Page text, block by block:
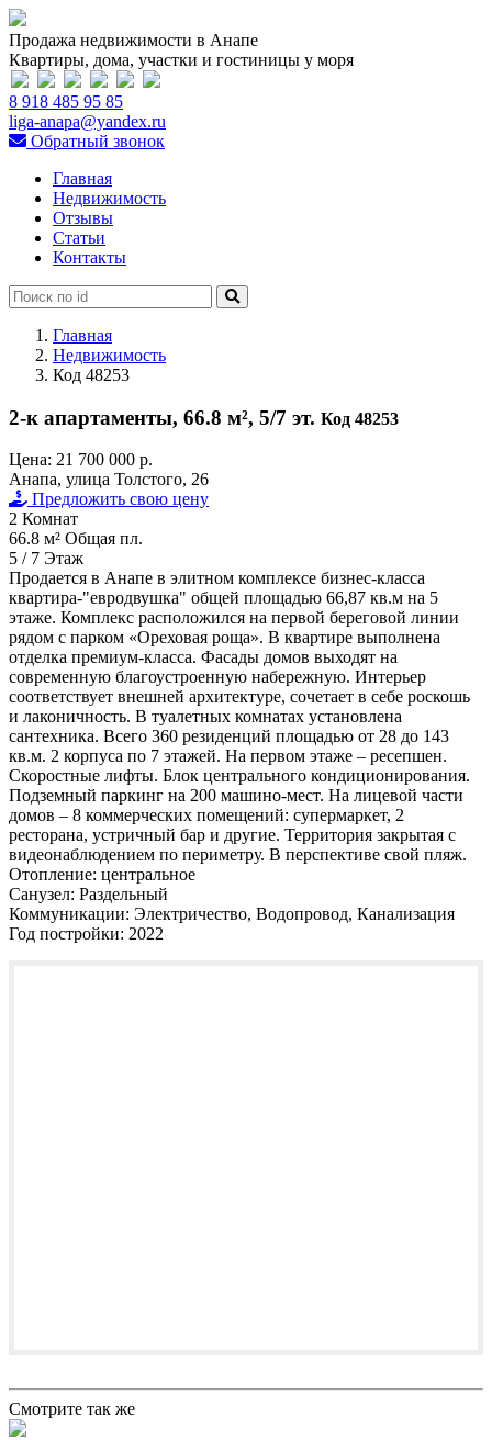
Продажа недвижимости в Анапе
Квартиры, дома, участки и гостиницы у моря
8 918 485 95 85
liga-anapa@yandex.ru
Обратный звонок
Главная
Недвижимость
Отзывы
Статьи
Контакты
Главная
Недвижимость
Код 48253
2-к апартаменты, 66.8 м², 5/7 эт. Код 48253
Цена: 21 700 000 р.
Анапа, улица Толстого, 26
Предложить свою цену
2 Комнат
66.8 м² Общая пл.
5 / 7 Этаж
Продается в Анапе в элитном комплексе бизнес-класса
квартира-"евродвушка" общей площадью 66,87 кв.м на 5
этаже. Комплекс расположился на первой береговой линии
рядом с парком «Ореховая роща». В квартире выполнена
отделка премиум-класса. Фасады домов выходят на
современную благоустроенную набережную. Интерьер
соответствует внешней архитектуре, сочетает в себе роскошь
и лаконичность. В туалетных комнатах установлена
сантехника. Всего 360 резиденций площадью от 28 до 143
кв.м. 2 корпуса по 7 этажей. На первом этаже – ресепшен.
Скоростные лифты. Блок центрального кондиционирования.
Подземный паркинг на 200 машино-мест. На лицевой части
домов – 8 коммерческих помещений: супермаркет, 2
ресторана, устричный бар и другие. Территория закрытая с
видеонаблюдением по периметру. В перспективе свой пляж.
Отопление: центральное
Санузел: Раздельный
Коммуникации: Электричество, Водопровод, Канализация
Год постройки: 2022
Смотрите так же